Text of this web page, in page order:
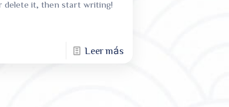
delete it, then start writing!
Leer más